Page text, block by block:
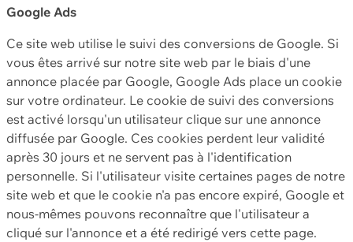
Google Ads
Ce site web utilise le suivi des conversions de Google. Si
vous êtes arrivé sur notre site web par le biais d'une
annonce placée par Google, Google Ads place un cookie
sur votre ordinateur. Le cookie de suivi des conversions
est activé lorsqu'un utilisateur clique sur une annonce
diffusée par Google. Ces cookies perdent leur validité
après 30 jours et ne servent pas à l'identification
personnelle. Si l'utilisateur visite certaines pages de notre
site web et que le cookie n'a pas encore expiré, Google et
nous-mêmes pouvons reconnaître que l'utilisateur a
cliqué sur l'annonce et a été redirigé vers cette page.